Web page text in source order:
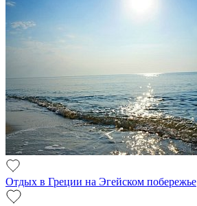
Отдых в Греции на Эгейском побережье